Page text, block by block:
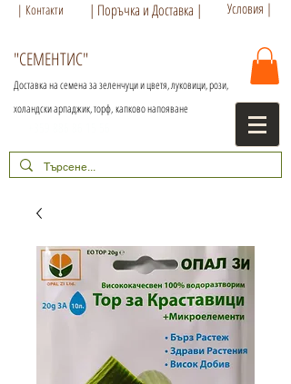
| Контакти | Поръчка и Доставка | Условия |
"СЕМЕНТИС"
Доставка на семена за зеленчуци и цветя, луковици, рози,
холандски арпаджик, торф,капково напояване